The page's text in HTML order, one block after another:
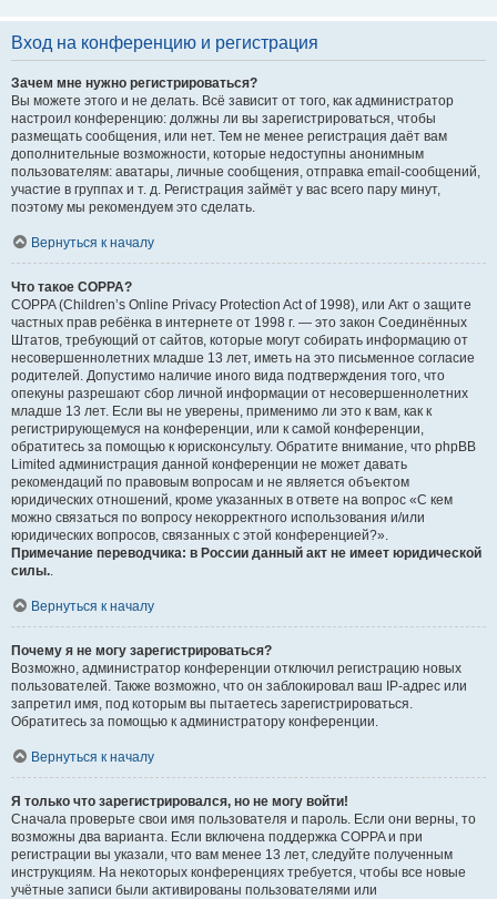
Вход на конференцию и регистрация
Зачем мне нужно регистрироваться?
Вы можете этого и не делать. Всё зависит от того, как администратор
настроил конференцию: должны ли вы зарегистрироваться, чтобы
размещать сообщения, или нет. Тем не менее регистрация даёт вам
дополнительные возможности, которые недоступны анонимным
пользователям: аватары, личные сообщения, отправка email-сообщений,
участие в группах и т. д. Регистрация займёт у вас всего пару минут,
поэтому мы рекомендуем это сделать.
Вернуться к началу
Что такое COPPA?
COPPA (Children’s Online Privacy Protection Act of 1998), или Акт о защите
частных прав ребёнка в интернете от 1998 г. — это закон Соединённых
Штатов, требующий от сайтов, которые могут собирать информацию от
несовершеннолетних младше 13 лет, иметь на это письменное согласие
родителей. Допустимо наличие иного вида подтверждения того, что
опекуны разрешают сбор личной информации от несовершеннолетних
младше 13 лет. Если вы не уверены, применимо ли это к вам, как к
регистрирующемуся на конференции, или к самой конференции,
обратитесь за помощью к юрисконсульту. Обратите внимание, что phpBB
Limited администрация данной конференции не может давать
рекомендаций по правовым вопросам и не является объектом
юридических отношений, кроме указанных в ответе на вопрос «С кем
можно связаться по вопросу некорректного использования и/или
юридических вопросов, связанных с этой конференцией?».
Примечание переводчика: в России данный акт не имеет юридической
силы..
Вернуться к началу
Почему я не могу зарегистрироваться?
Возможно, администратор конференции отключил регистрацию новых
пользователей. Также возможно, что он заблокировал ваш IP-адрес или
запретил имя, под которым вы пытаетесь зарегистрироваться.
Обратитесь за помощью к администратору конференции.
Вернуться к началу
Я только что зарегистрировался, но не могу войти!
Сначала проверьте свои имя пользователя и пароль. Если они верны, то
возможны два варианта. Если включена поддержка COPPA и при
регистрации вы указали, что вам менее 13 лет, следуйте полученным
инструкциям. На некоторых конференциях требуется, чтобы все новые
учётные записи были активированы пользователями или